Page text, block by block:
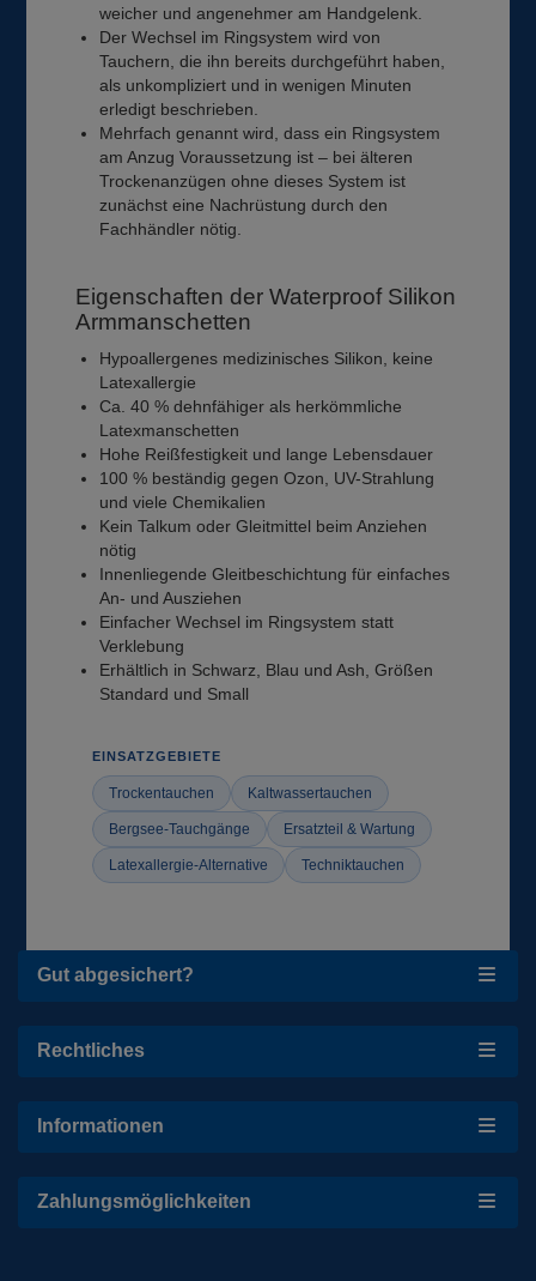
weicher und angenehmer am Handgelenk.
Der Wechsel im Ringsystem wird von
Tauchern, die ihn bereits durchgeführt haben,
als unkompliziert und in wenigen Minuten
erledigt beschrieben.
Mehrfach genannt wird, dass ein Ringsystem
am Anzug Voraussetzung ist – bei älteren
Trockenanzügen ohne dieses System ist
zunächst eine Nachrüstung durch den
Fachhändler nötig.
Eigenschaften der Waterproof Silikon
Armmanschetten
Hypoallergenes medizinisches Silikon, keine
Latexallergie
Ca. 40 % dehnfähiger als herkömmliche
Latexmanschetten
Hohe Reißfestigkeit und lange Lebensdauer
100 % beständig gegen Ozon, UV-Strahlung
und viele Chemikalien
Kein Talkum oder Gleitmittel beim Anziehen
nötig
Innenliegende Gleitbeschichtung für einfaches
An- und Ausziehen
Einfacher Wechsel im Ringsystem statt
Verklebung
Erhältlich in Schwarz, Blau und Ash, Größen
Standard und Small
EINSATZGEBIETE
Trockentauchen Kaltwassertauchen
Bergsee-Tauchgänge Ersatzteil & Wartung
Latexallergie-Alternative Techniktauchen
Gut abgesichert?
Rechtliches
Informationen
Zahlungsmöglichkeiten